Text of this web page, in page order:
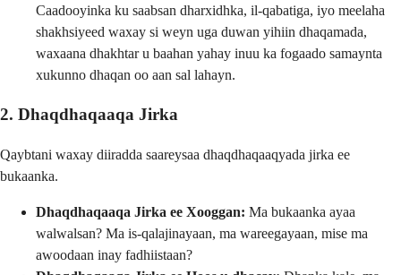
Caadooyinka ku saabsan dharxidhka, il-qabatiga, iyo meelaha
shakhsiyeed waxay si weyn uga duwan yihiin dhaqamada,
waxaana dhakhtar u baahan yahay inuu ka fogaado samaynta
xukunno dhaqan oo aan sal lahayn.
2. Dhaqdhaqaaqa Jirka
Qaybtani waxay diiradda saareysaa dhaqdhaqaaqyada jirka ee
bukaanka.
Dhaqdhaqaaqa Jirka ee Xooggan: Ma bukaanka ayaa
walwalsan? Ma is-qalajinayaan, ma wareegayaan, mise ma
awoodaan inay fadhiistaan?